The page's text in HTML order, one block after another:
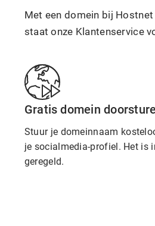
Met een domein bij Hostnet
staat onze Klantenservice
Gratis domein
Stuur je domeinnaam
je socialmedia-profiel. Het is
geregeld.